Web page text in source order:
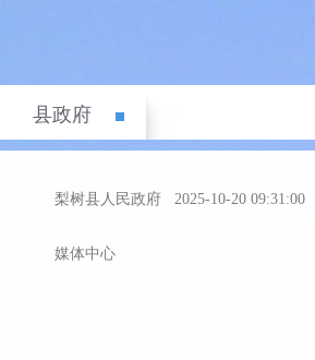
县政府
县政府>重要会议
梨树县人民政府 2025-10-20 09:31:00
媒体中心